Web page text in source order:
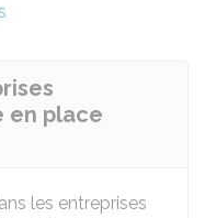
en place
les entreprises